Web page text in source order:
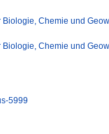
Biologie, Chemie und
Biologie, Chemie und
5999